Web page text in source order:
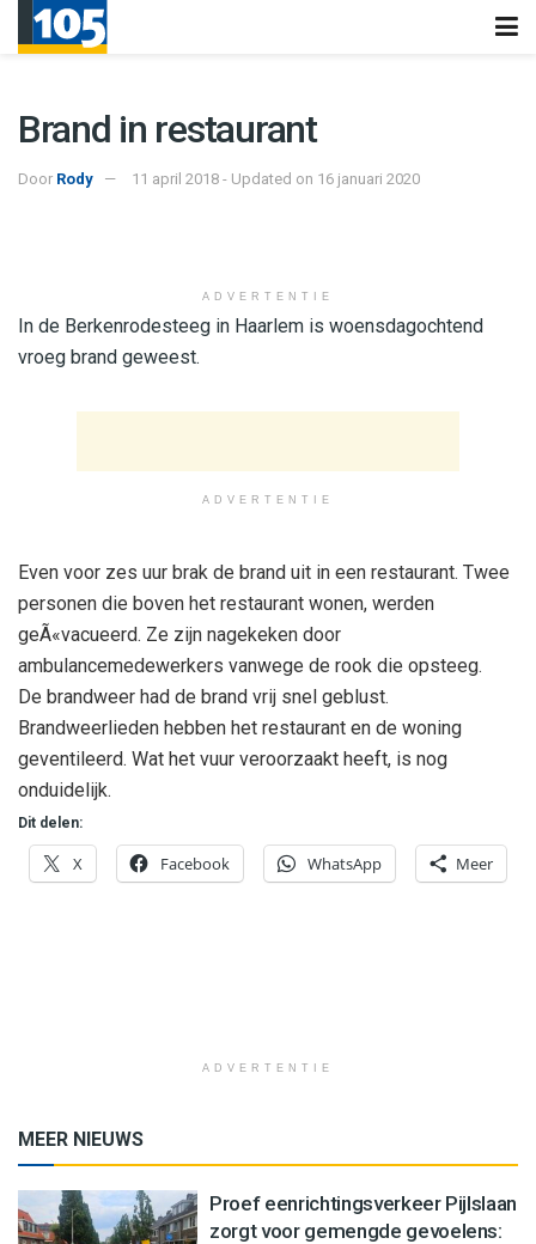
Brand in restaurant
Door Rody 11 april 2018 - Updated on 16 januari 2020
ADVERTENTIE
In de Berkenrodesteeg in Haarlem is woensdagochtend
vroeg brand geweest.
ADVERTENTIE
Even voor zes uur brak de brand uit in een restaurant. Twee
personen die boven het restaurant wonen, werden
geÃ«vacueerd. Ze zijn nagekeken door
ambulancemedewerkers vanwege de rook die opsteeg.
De brandweer had de brand vrij snel geblust.
Brandweerlieden hebben het restaurant en de woning
geventileerd. Wat het vuur veroorzaakt heeft, is nog
onduidelijk.
Dit delen:
X Facebook WhatsApp Meer
ADVERTENTIE
MEER NIEUWS
Proef eenrichtingsverkeer Pijlslaan
zorgt voor gemengde gevoelens: